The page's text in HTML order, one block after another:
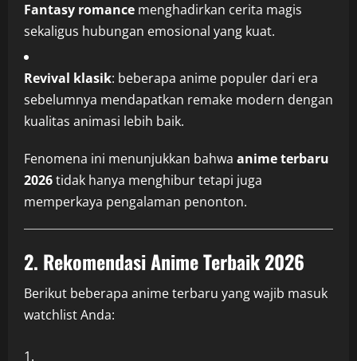
Fantasy romance menghadirkan cerita magis
sekaligus hubungan emosional yang kuat.
Revival klasik: beberapa anime populer dari era
sebelumnya mendapatkan remake modern dengan
kualitas animasi lebih baik.
Fenomena ini menunjukkan bahwa anime terbaru
2026tidak hanya menghibur tetapi juga
memperkaya pengalaman penonton.
2. Rekomendasi Anime Terbaik 2026
Berikut beberapa anime terbaru yang wajib masuk
watchlist Anda: